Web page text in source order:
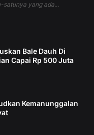
satunya yang ada...
Bale Dauh Di
Capai Rp 500 Juta
Kemanunggalan